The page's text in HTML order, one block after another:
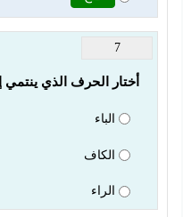
7
أختار الحرف الذي
الباء
الكاف
الراء